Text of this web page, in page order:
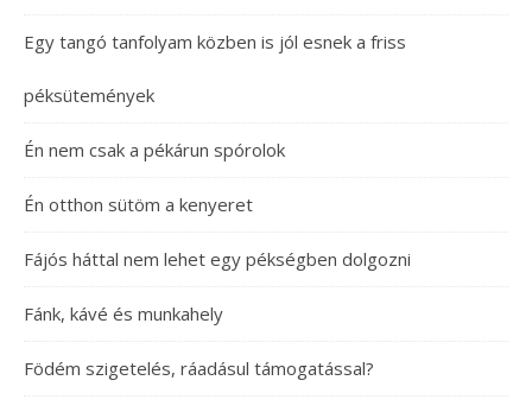
Egy tangó tanfolyam közben is jól esnek a friss
péksütemények
Én nem csak a pékárun spórolok
Én otthon sütöm a kenyeret
Fájós háttal nem lehet egy pékségben dolgozni
Fánk, kávé és munkahely
Födém szigetelés, ráadásul támogatással?